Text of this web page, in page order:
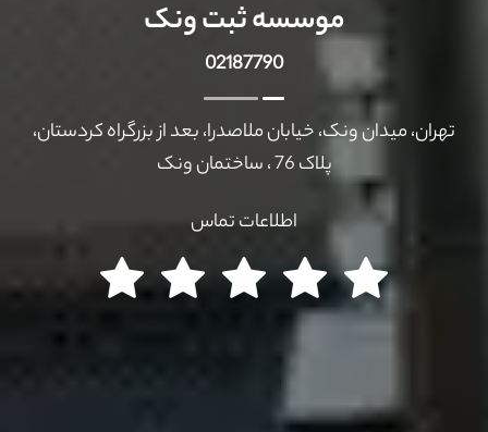
موسسه ثبت ونک
02187790
تهران، میدان ونک، خیابان ملاصدرا، بعد از بزرگراه کردستان،
پلاک 76 ، ساختمان ونک
اطلاعات تماس